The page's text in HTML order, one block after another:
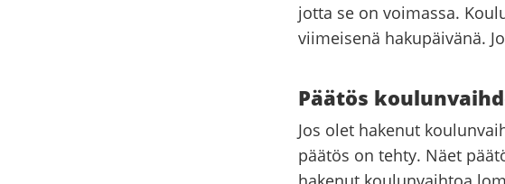
jotta se on voimassa.
viimeisenä hakupäivänä.
Päätös
Jos olet hakenut
päätös on tehty. Näet